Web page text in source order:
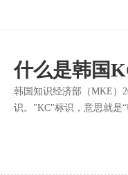
什么是韩国
韩国知识经济部（MKE）
识。"KC"标识，意思就是